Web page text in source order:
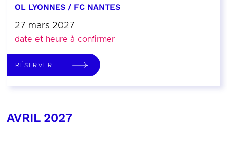
OL LYONNES / FC NANTES
27 mars 2027
date et heure à confirmer
RÉSERVER
AVRIL 2027